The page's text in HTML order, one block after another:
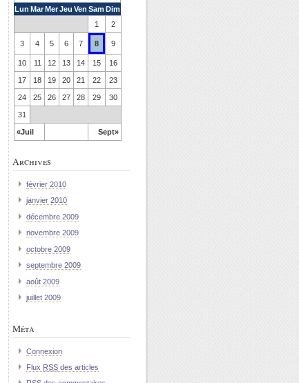
Lun MarMerJeu Ven Sam Dim
«Juil Sept»
1 2
3 4 5 6 7 8 9
10 11 12 13 14 15 16
17 18 19 20 21 22 23
24 25 26 27 28 29 30
31
Archives
février 2010
janvier 2010
décembre 2009
novembre 2009
octobre 2009
septembre 2009
août 2009
juillet 2009
Méta
Connexion
Flux RSS des articles